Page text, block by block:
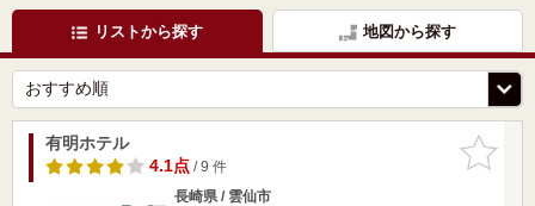
リストから探す 地図から探す
お気に入
りに追加
有明ホテル
4.1点/ 9 件
長崎県 / 雲仙市